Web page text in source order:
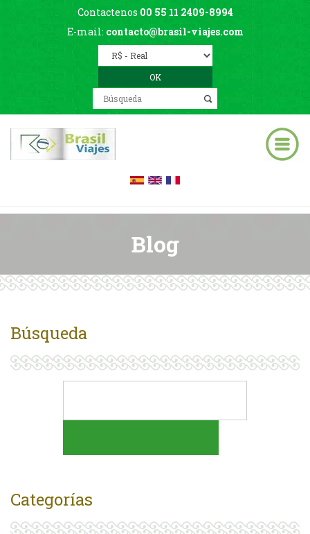
Contactenos 00 55 11 2409-8994
E-mail: contacto@brasil-viajes.com
Blog
Búsqueda
Categorías